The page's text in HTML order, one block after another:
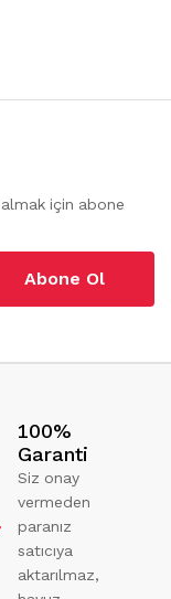
almak için abone
Abone Ol
100%
Garanti
Siz onay
vermeden
paranız
satıcıya
aktarılmaz,